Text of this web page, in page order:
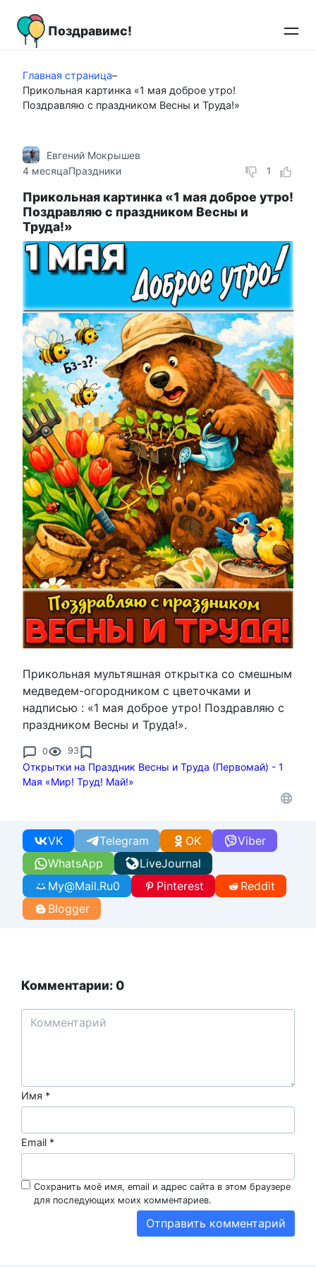
контенту
Поздравимс!
Главная страница–
Прикольная картинка «1 мая доброе утро!
Поздравляю с праздником Весны и Труда!»
1
Евгений Мокрышев
4 месяцаПраздники
Прикольная картинка «1 мая доброе утро!
Поздравляю с праздником Весны и
Труда!»
Прикольная мультяшная открытка со смешным
медведем-огородником с цветочками и
надписью : «1 мая доброе утро! Поздравляю с
праздником Весны и Труда!».
0 93
Открытки на Праздник Весны и Труда (Первомай) - 1
Мая «Мир! Труд! Май!»
WhatsApp
VK Telegram Viber
OK
LiveJournal
My@Mail.Ru0 Pinterest
Reddit
Blogger
Комментарии: 0
Имя *
Email *
Сохранить моё имя, email и адрес сайта в этом браузере
для последующих моих комментариев.